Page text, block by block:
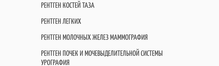
РЕНТГЕН КОСТЕЙ ТАЗА
РЕНТГЕН ЛЕГКИХ
РЕНТГЕН МОЛОЧНЫХ ЖЕЛЕЗ МАММОГРАФИЯ
РЕНТГЕН ПОЧЕК И МОЧЕВЫДЕЛИТЕЛЬНОЙ СИСТЕМЫ
УРОГРАФИЯ